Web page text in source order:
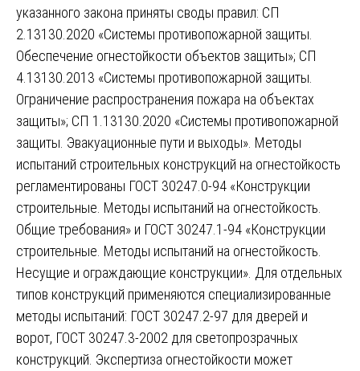
указанного закона приняты своды правил: СП
2.13130.2020 «Системы противопожарной защиты.
Обеспечение огнестойкости объектов защиты»; СП
4.13130.2013 «Системы противопожарной защиты.
Ограничение распространения пожара на объектах
защиты»; СП 1.13130.2020 «Системы противопожарной
защиты. Эвакуационные пути и выходы». Методы
испытаний строительных конструкций на огнестойкость
регламентированы ГОСТ 30247.0-94 «Конструкции
строительные. Методы испытаний на огнестойкость.
Общие требования» и ГОСТ 30247.1-94 «Конструкции
строительные. Методы испытаний на огнестойкость.
Несущие и ограждающие конструкции». Для отдельных
типов конструкций применяются специализированные
методы испытаний: ГОСТ 30247.2-97 для дверей и
ворот, ГОСТ 30247.3-2002 для светопрозрачных
конструкций. Экспертиза огнестойкости может